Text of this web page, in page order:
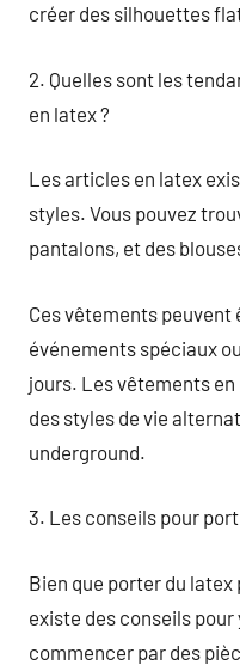
créer des silhouettes
2. Quelles sont les
en latex ?
Les articles en latex
styles. Vous pouvez
pantalons, et des
Ces vêtements peuvent
événements spéciaux
jours. Les vêtements
des styles de vie
underground.
3. Les conseils pour
Bien que porter du
existe des conseils
commencer par des